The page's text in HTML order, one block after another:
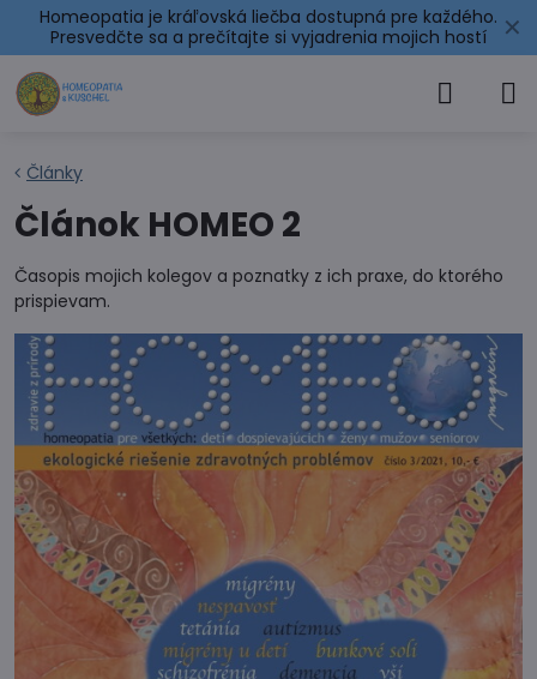
✕
Homeopatia je kráľovská liečba dostupná pre každého.
Presvedčte sa a prečítajte si vyjadrenia mojich hostí
Články
Článok HOMEO 2
Časopis mojich kolegov a poznatky z ich praxe, do ktorého
prispievam.